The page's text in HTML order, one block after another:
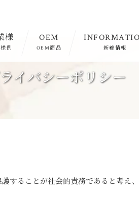
様
例
OEM
OEM商品 新着情報
イバシーポリシー
することが社会的責務であると考え